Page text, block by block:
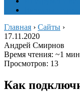
Главная › Сайты ›
17.11.2020
Андрей Смирнов
Время чтения: ~1
Просмотров: 13
Как